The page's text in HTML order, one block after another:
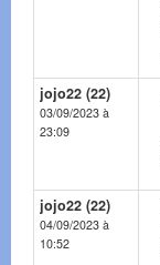
jojo22 (22)
03/09/2023 à
23:09
jojo22 (22)
04/09/2023 à
10:52